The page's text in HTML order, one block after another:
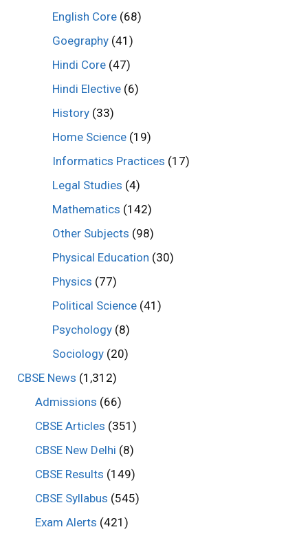
English Core (68)
Goegraphy (41)
Hindi Core (47)
Hindi Elective (6)
History (33)
Home Science (19)
Informatics Practices (17)
Legal Studies (4)
Mathematics (142)
Other Subjects (98)
Physical Education (30)
Physics (77)
Political Science (41)
Psychology (8)
Sociology (20)
CBSE News (1,312)
Admissions (66)
CBSE Articles (351)
CBSE New Delhi (8)
CBSE Results (149)
CBSE Syllabus (545)
Exam Alerts (421)